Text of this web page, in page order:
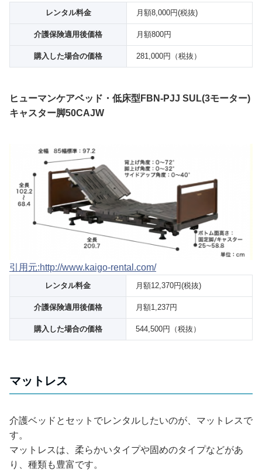
レンタル料金 月額8,000円(税抜)
介護保険適用後価格 月額800円
購入した場合の価格 281,000円（税抜）
ヒューマンケアベッド・低床型FBN-PJJ SUL(3モーター)
キャスター脚50CAJW
引用元:http://www.kaigo-rental.com/
レンタル料金 月額12,370円(税抜)
介護保険適用後価格 月額1,237円
購入した場合の価格 544,500円（税抜）
マットレス
介護ベッドとセットでレンタルしたいのが、マットレスで
す。
マットレスは、柔らかいタイプや固めのタイプなどがあ
り、種類も豊富です。